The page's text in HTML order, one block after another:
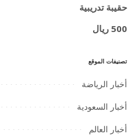
حقيبة تدريبية
500 ريال
تصنيفات الموقع
أخبار الرياضة
أخبار السعودية
أخبار العالم